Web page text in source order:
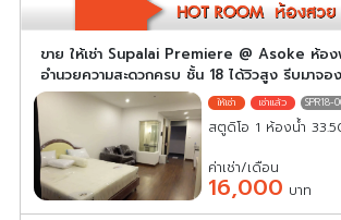
ขาย ให้เช่า Supalai Premiere @ Asoke ห้อ
อำนวยความสะดวกครบ ชั้น 18 ได้วิวสูง รีบมาจอง
SPR18-
สตูดิโอ 1 ห้องน้ำ
ค่าเช่า/เดือน
16,000 บาท